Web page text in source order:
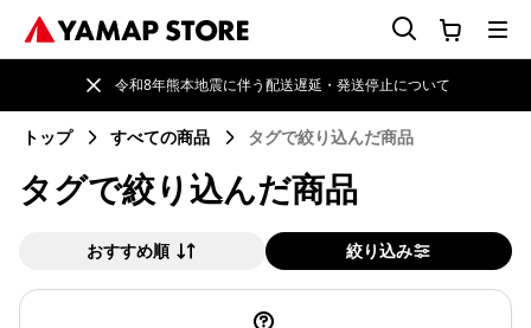
令和8年熊本地震に伴う配送遅延・発送停止について
トップ すべての商品 タグで絞り込んだ商品
タグで絞り込んだ商品
おすすめ順 絞り込み